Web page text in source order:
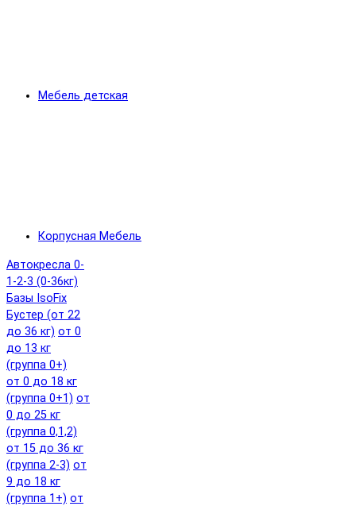
Мебель детская
Корпусная Мебель
Автокресла 0-
1-2-3 (0-36кг)
Базы IsoFix
Бустер (от 22
до 36 кг) от 0
до 13 кг
(группа 0+)
от 0 до 18 кг
(группа 0+1) от
0 до 25 кг
(группа 0,1,2)
от 15 до 36 кг
(группа 2-3) от
9 до 18 кг
(группа 1+) от